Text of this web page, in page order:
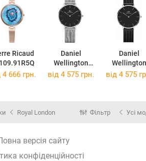
Ricaud
Daniel
Wellington
DW00100162
Daniel
Wellington
4 666 грн. від 4 575 грн. від 4 575
Royal London Фільтр Усі
версія сайту
конфіденційності